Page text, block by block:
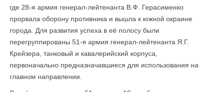
где 28-я армия генерал-лейтенанта В.Ф. Герасименко
прорвала оборону противника и вышла к южной окраине
города. Для развития успеха в её полосу были
перегруппированы 51-я армия генерал-лейтенанта Я.Г.
Крейзера, танковый и кавалерийский корпуса,
первоначально предназначавшиеся для использования на
главном направлении.